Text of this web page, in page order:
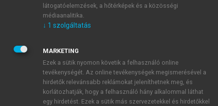
JELSZÓ
JELSZÓ ÚJRA
látogatóelemzések, a hőtérképek és a közösségi
médiaanalitika.
↓ 1 szolgáltatás
MARKETING
Ezek a sütik nyomon követik a felhasználó online
tevékenységét. Az online tevékenységek megismerésével a
hirdetők relevánsabb reklámokat jeleníthetnek meg, és
korlátozhatják, hogy a felhasználó hány alkalommal láthat
egy hirdetést. Ezek a sütik más szervezetekkel és hirdetőkkel